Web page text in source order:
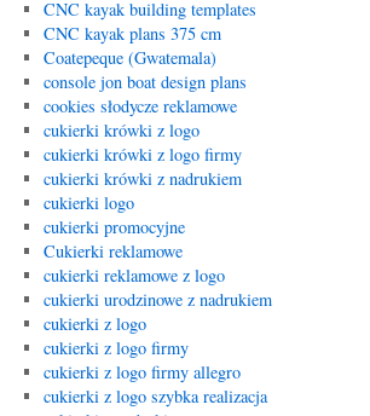
CNC kayak building templates
CNC kayak plans 375 cm
Coatepeque (Gwatemala)
console jon boat design plans
cookies słodycze reklamowe
cukierki krówki z logo
cukierki krówki z logo firmy
cukierki krówki z nadrukiem
cukierki logo
cukierki promocyjne
Cukierki reklamowe
cukierki reklamowe z logo
cukierki urodzinowe z nadrukiem
cukierki z logo
cukierki z logo firmy
cukierki z logo firmy allegro
cukierki z logo szybka realizacja